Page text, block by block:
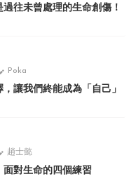
往未曾處理的生命創傷！
Poka
讓我們終能成為「自己」
趙士懿
面對生命的四個練習